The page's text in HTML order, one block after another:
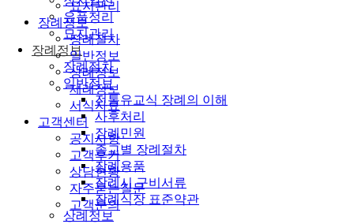
유품정리
묘지관리
장례정보
장례절차
일반정보
전통유교식 장례의 이해
사후처리
장례민원
종교별 장례절차
장례용품
장례시 구비서류
장례식장 표준약관
상례정보
묘지관리
장례정보
장례절차
일반정보
상례정보
제례정보
서식자료
고객센터
공지사항
고객후기
상담현황
자주묻는질문
고객문의